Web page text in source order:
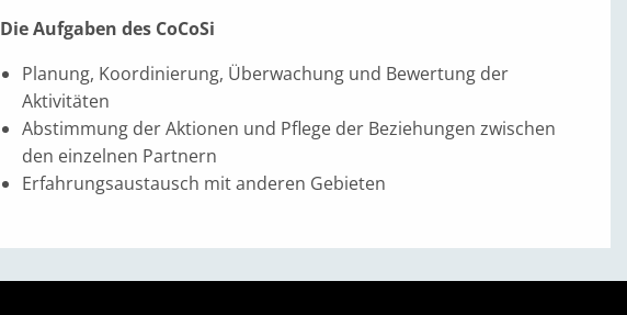
Die Aufgaben des CoCoSi
Planung, Koordinierung, Überwachung und Bewertung der
Aktivitäten
Abstimmung der Aktionen und Pflege der Beziehungen zwischen
den einzelnen Partnern
Erfahrungsaustausch mit anderen Gebieten